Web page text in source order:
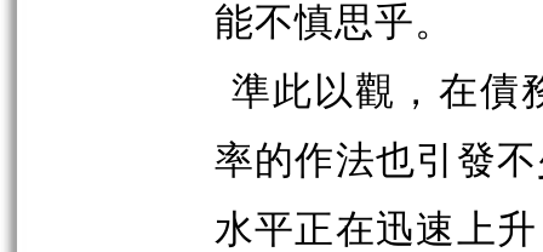
能不慎思乎。
準此以觀，在債
率的作法也引發
水平正在迅速上